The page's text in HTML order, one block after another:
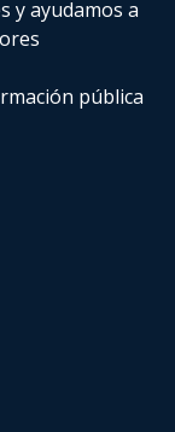
y ayudamos a
pública